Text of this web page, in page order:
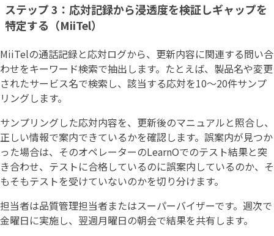
ステップ 3：応対記録から浸透度を検証しギャップを
特定する（MiiTel）
MiiTelの通話記録と応対ログから、更新内容に関連する問い合
わせをキーワード検索で抽出します。たとえば、製品名や変更
されたサービス名で検索し、該当する応対を10〜20件サンプ
リングします。
サンプリングした応対内容を、更新後のマニュアルと照合し、
正しい情報で案内できているかを確認します。誤案内が見つか
った場合は、そのオペレーターのLearnOでのテスト結果と突
き合わせ、テストに合格しているのに誤案内しているのか、そ
もそもテストを受けていないのかを切り分けます。
担当者は品質管理担当者またはスーパーバイザーです。週次で
金曜日に実施し、翌週月曜日の朝会で結果を共有します。